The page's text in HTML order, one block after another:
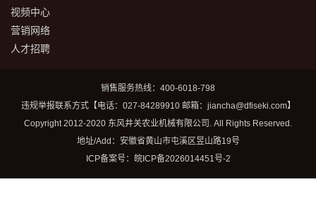
视频中心
营销网络
人才招聘
销售服务热线：400-6018-798
违规举报联系方式【电话：027-84289910 邮箱：jiancha@dfiseki.com】
Copyright 2012-2020 东风井关农业机械有限公司. All Rights Reserved.
地址/Add：安徽省黄山市屯溪区昱山路19号
ICP备案号：
皖ICP备2026014451号-2